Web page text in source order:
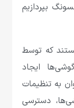
بپردازیم
که توسط
ایجاد
به تنظیمات
دسترسی